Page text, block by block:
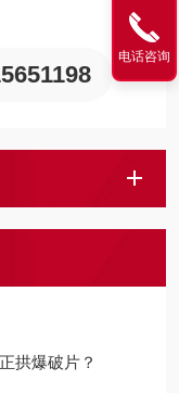
拱爆破片？
电话咨询